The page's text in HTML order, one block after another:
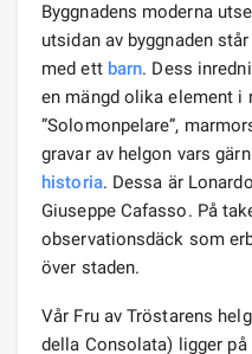
Byggnadens moderna
utsidan av byggnaden
med ett barn. Dess
en mängd olika element i
”Solomonpelare”,
gravar av helgon vars
historia. Dessa är
Giuseppe Cafasso. På
observationsdäck som
över staden.
Vår Fru av Tröstarens
della Consolata) ligger